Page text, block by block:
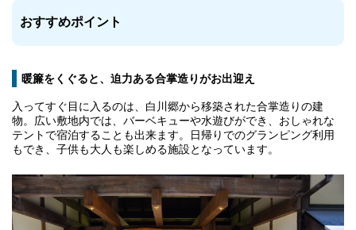
おすすめポイント
暖簾をくぐると、迫力ある合掌造りがお出迎え
入ってすぐ目に入るのは、白川郷から移築された合掌造りの建
物。広い敷地内では、バーベキューや水遊びができ、おしゃれな
テントで宿泊することも出来ます。日帰りでのグランピング利用
もでき、子供も大人も楽しめる施設となっています。